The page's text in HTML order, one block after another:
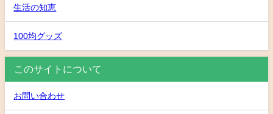
生活の知恵
100均グッズ
このサイトについて
お問い合わせ